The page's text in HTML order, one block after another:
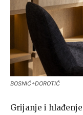
BOSNIĆ+DOROTIĆ
Grijanje i